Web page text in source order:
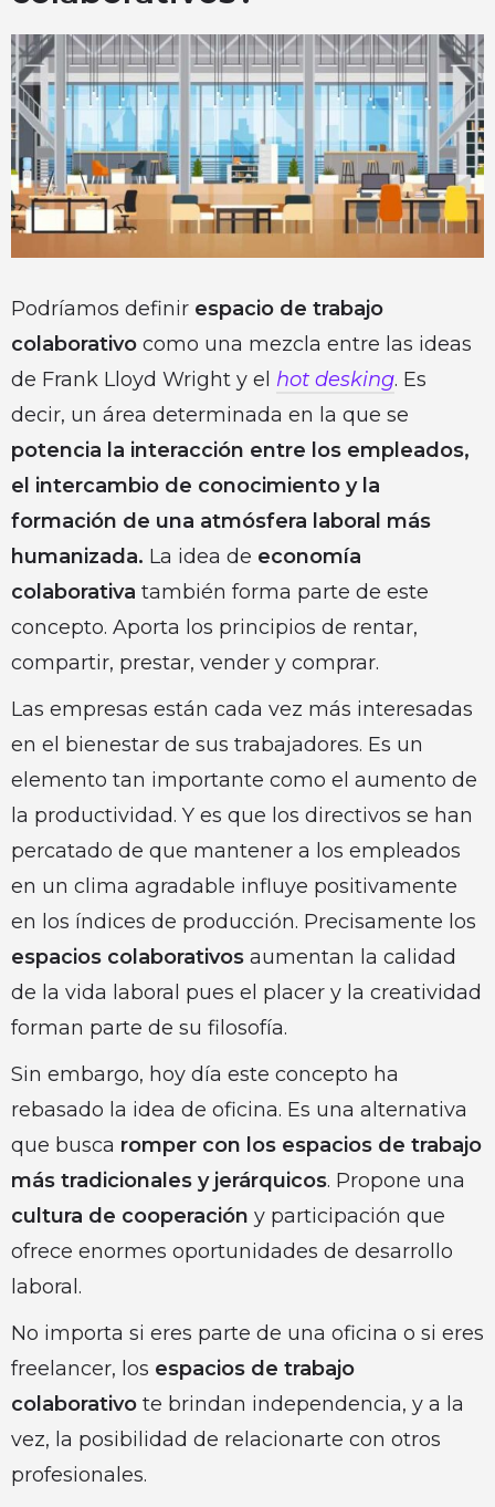
Podríamos definir espacio de trabajo
colaborativo como una mezcla entre las ideas
de Frank Lloyd Wright y el hot desking. Es
decir, un área determinada en la que se
potencia la interacción entre los empleados,
el intercambio de conocimiento y la
formación de una atmósfera laboral más
humanizada. La idea de economía
colaborativa también forma parte de este
concepto. Aporta los principios de rentar,
compartir, prestar, vender y comprar.
Las empresas están cada vez más interesadas
en el bienestar de sus trabajadores. Es un
elemento tan importante como el aumento de
la productividad. Y es que los directivos se han
percatado de que mantener a los empleados
en un clima agradable influye positivamente
en los índices de producción. Precisamente los
espacios colaborativos aumentan la calidad
de la vida laboral pues el placer y la creatividad
forman parte de su filosofía.
Sin embargo, hoy día este concepto ha
rebasado la idea de oficina. Es una alternativa
que busca romper con los espacios de trabajo
más tradicionales y jerárquicos. Propone una
cultura de cooperación y participación que
ofrece enormes oportunidades de desarrollo
laboral.
No importa si eres parte de una oficina o si eres
freelancer, los espacios de trabajo
colaborativo te brindan independencia, y a la
vez, la posibilidad de relacionarte con otros
profesionales.